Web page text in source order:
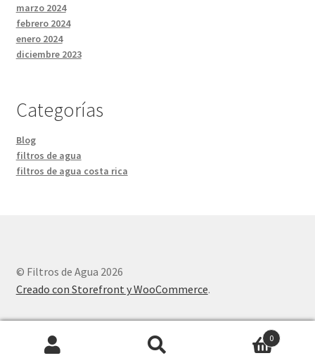
marzo 2024
febrero 2024
enero 2024
diciembre 2023
Categorías
Blog
filtros de agua
filtros de agua costa rica
© Filtros de Agua 2026
Creado con Storefront y WooCommerce.
0